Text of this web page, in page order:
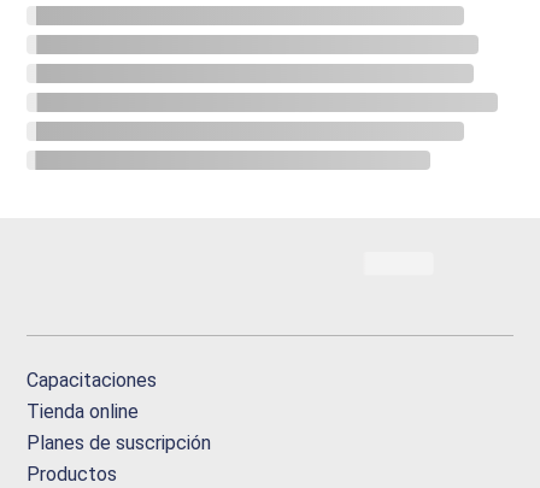
Capacitaciones
Tienda online
Planes de suscripción
Productos